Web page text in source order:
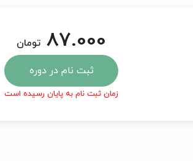
87.000 تومان
ثبت نام در دوره
زمان ثبت نام به پایان رسیده است